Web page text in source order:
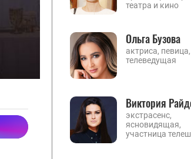
театра и кино
Ольга Бузова
актриса, певица,
телеведущая
Виктория
экстрасенс,
ясновидящая,
участница